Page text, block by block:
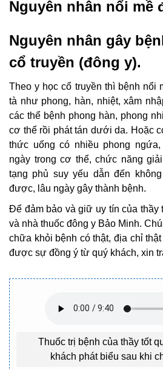
Nguyên nhân nổi mề
Nguyên nhân gây
cổ truyền (đông y).
Theo y học cổ truyền thì bệnh nổi
tà như phong, hàn, nhiệt, xâm
các thể bệnh phong hàn, phong
cơ thể rồi phát tán dưới da. Hoặc
thức uống có nhiều phong
ngày trong cơ thể, chức năng
tạng phủ suy yếu dẫn đến
được, lâu ngày gây thành bệnh.
Để đảm bảo và giữ uy tín của thầy
và nhà thuốc đông y Bảo Minh.
chữa khỏi bệnh có thật, địa chỉ
được sự đồng ý từ quý khách, xin
Thuốc trị bệnh của thầy tốt
khách phát biểu sau khi